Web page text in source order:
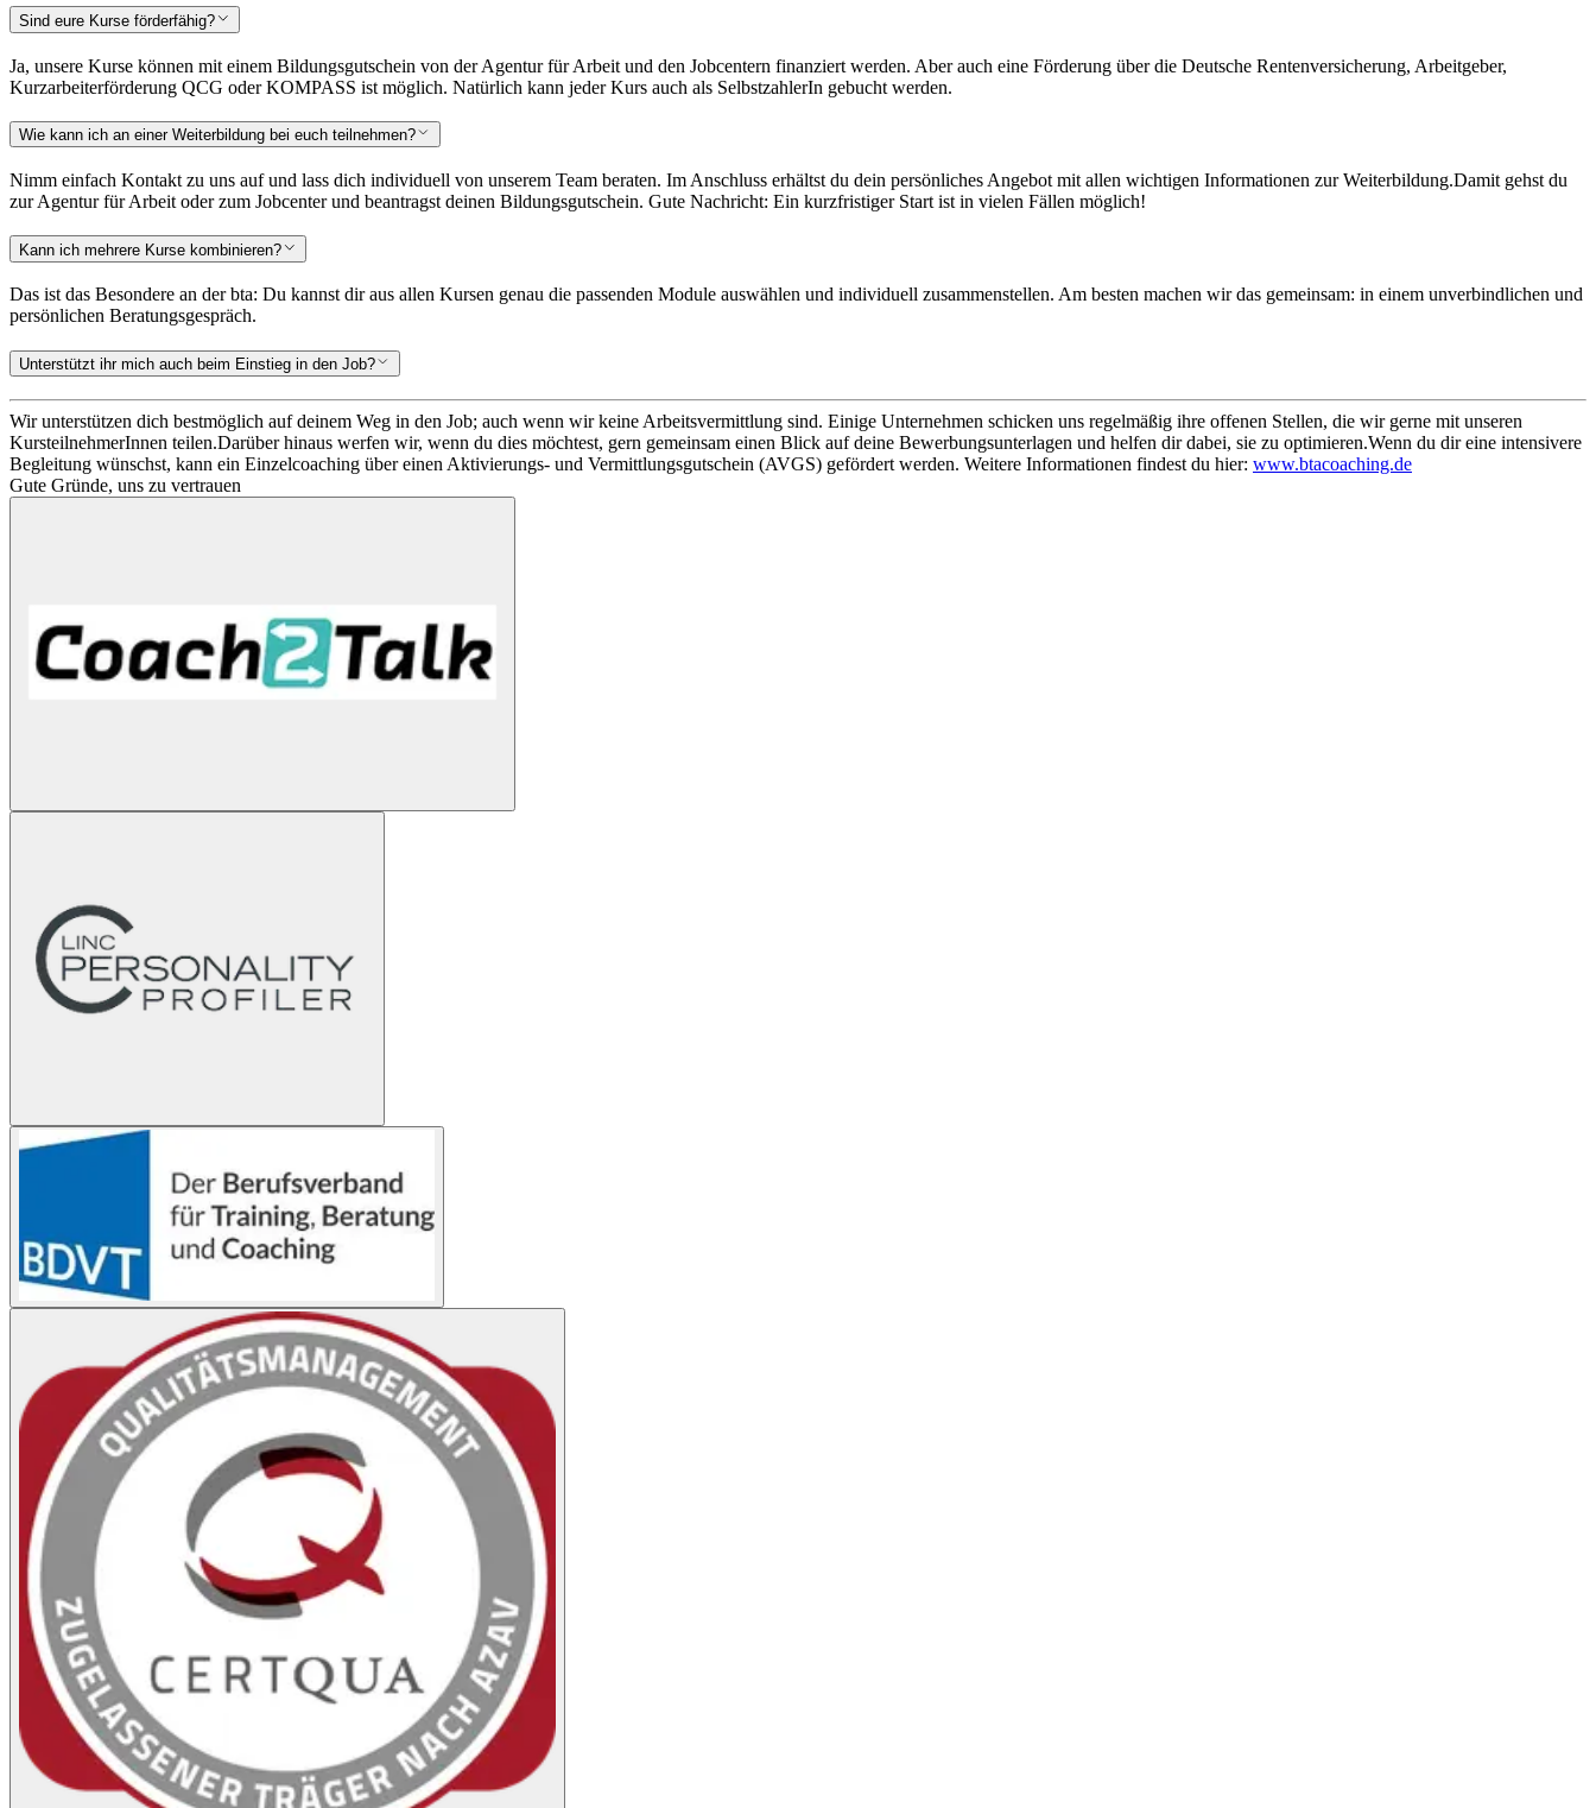
Sind eure Kurse förderfähig?
Ja, unsere Kurse können mit einem Bildungsgutschein von der Agentur für Arbeit und den Jobcentern finanziert werden. Aber auch eine Förderung über die Deutsche Rentenversicherung, Arbeitgeber,
Kurzarbeiterförderung QCG oder KOMPASS ist möglich. Natürlich kann jeder Kurs auch als SelbstzahlerIn gebucht werden.
Wie kann ich an einer Weiterbildung bei euch teilnehmen?
Nimm einfach Kontakt zu uns auf und lass dich individuell von unserem Team beraten. Im Anschluss erhältst du dein persönliches Angebot mit allen wichtigen Informationen zur Weiterbildung.Damit gehst du
zur Agentur für Arbeit oder zum Jobcenter und beantragst deinen Bildungsgutschein. Gute Nachricht: Ein kurzfristiger Start ist in vielen Fällen möglich!
Kann ich mehrere Kurse kombinieren?
Das ist das Besondere an der bta: Du kannst dir aus allen Kursen genau die passenden Module auswählen und individuell zusammenstellen. Am besten machen wir das gemeinsam: in einem unverbindlichen und
persönlichen Beratungsgespräch.
Unterstützt ihr mich auch beim Einstieg in den Job?
Wir unterstützen dich bestmöglich auf deinem Weg in den Job; auch wenn wir keine Arbeitsvermittlung sind. Einige Unternehmen schicken uns regelmäßig ihre offenen Stellen, die wir gerne mit unseren
KursteilnehmerInnen teilen.Darüber hinaus werfen wir, wenn du dies möchtest, gern gemeinsam einen Blick auf deine Bewerbungsunterlagen und helfen dir dabei, sie zu optimieren.Wenn du dir eine intensivere
Begleitung wünschst, kann ein Einzelcoaching über einen Aktivierungs- und Vermittlungsgutschein (AVGS) gefördert werden. Weitere Informationen findest du hier: www.btacoaching.de
Gute Gründe, uns zu vertrauen